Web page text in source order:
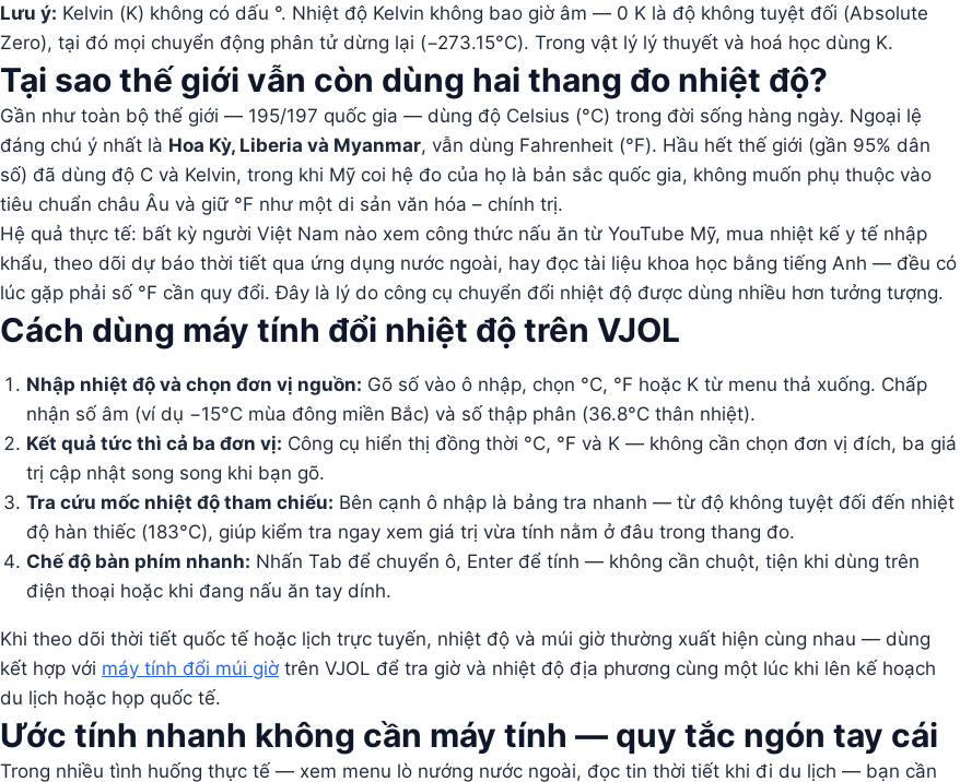
Lưu ý: Kelvin (K) không có dấu °. Nhiệt độ Kelvin không bao giờ âm — 0 K là độ không tuyệt đối (Absolute
Zero), tại đó mọi chuyển động phân tử dừng lại (−273.15°C). Trong vật lý lý thuyết và hoá học dùng K.
Tại sao thế giới vẫn còn dùng hai thang đo nhiệt độ?
Gần như toàn bộ thế giới — 195/197 quốc gia — dùng độ Celsius (°C) trong đời sống hàng ngày. Ngoại lệ
đáng chú ý nhất là Hoa Kỳ, Liberia và Myanmar, vẫn dùng Fahrenheit (°F). Hầu hết thế giới (gần 95% dân
số) đã dùng độ C và Kelvin, trong khi Mỹ coi hệ đo của họ là bản sắc quốc gia, không muốn phụ thuộc vào
tiêu chuẩn châu Âu và giữ °F như một di sản văn hóa – chính trị.
Hệ quả thực tế: bất kỳ người Việt Nam nào xem công thức nấu ăn từ YouTube Mỹ, mua nhiệt kế y tế nhập
khẩu, theo dõi dự báo thời tiết qua ứng dụng nước ngoài, hay đọc tài liệu khoa học bằng tiếng Anh — đều có
lúc gặp phải số °F cần quy đổi. Đây là lý do công cụ chuyển đổi nhiệt độ được dùng nhiều hơn tưởng tượng.
Cách dùng máy tính đổi nhiệt độ trên VJOL
Nhập nhiệt độ và chọn đơn vị nguồn: Gõ số vào ô nhập, chọn °C, °F hoặc K từ menu thả xuống. Chấp
nhận số âm (ví dụ −15°C mùa đông miền Bắc) và số thập phân (36.8°C thân nhiệt).
Kết quả tức thì cả ba đơn vị: Công cụ hiển thị đồng thời °C, °F và K — không cần chọn đơn vị đích, ba giá
trị cập nhật song song khi bạn gõ.
Tra cứu mốc nhiệt độ tham chiếu: Bên cạnh ô nhập là bảng tra nhanh — từ độ không tuyệt đối đến nhiệt
độ hàn thiếc (183°C), giúp kiểm tra ngay xem giá trị vừa tính nằm ở đâu trong thang đo.
Chế độ bàn phím nhanh: Nhấn Tab để chuyển ô, Enter để tính — không cần chuột, tiện khi dùng trên
điện thoại hoặc khi đang nấu ăn tay dính.
Khi theo dõi thời tiết quốc tế hoặc lịch trực tuyến, nhiệt độ và múi giờ thường xuất hiện cùng nhau — dùng
kết hợp với máy tính đổi múi giờ trên VJOL để tra giờ và nhiệt độ địa phương cùng một lúc khi lên kế hoạch
du lịch hoặc họp quốc tế.
Ước tính nhanh không cần máy tính — quy tắc ngón tay cái
Trong nhiều tình huống thực tế — xem menu lò nướng nước ngoài, đọc tin thời tiết khi đi du lịch — bạn cần